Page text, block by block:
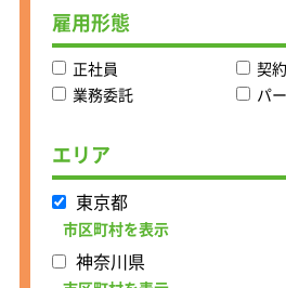
・通信業界の仮
アップデート
に、必要な技術
という効率の良
実現しています。
境で上流から携
引が多いため、案
く自身が携わった
にすることができ
雇用形態
正社員
契
業務委託
パ
エリア
東京都
市区町村を表示
神奈川県